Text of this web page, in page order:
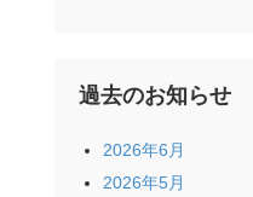
過去のお知らせ
2026年6月
2026年5月